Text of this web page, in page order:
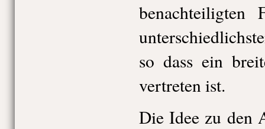
so dass ein
vertreten ist.
Die Idee zu den